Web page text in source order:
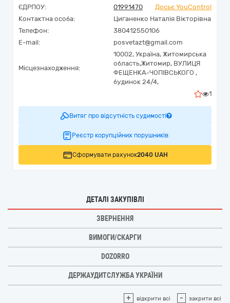
ЄДРПОУ:
01991470
Досьє YouControl
Контактна особа:
Циганенко Наталія Вікторівна
Телефон:
380412550106
E-mail:
posvetazt@gmail.com
Місцезнаходження:
10002, Україна, Житомирська
область,Житомир, ВУЛИЦЯ
ФЕЩЕНКА-ЧОПІВСЬКОГО ,
будинок 24/4,
1
Витяг про відсутність судимості
Реєстр корупційних порушників
Сформувати рахунок2040 UAH
ДЕТАЛІ ЗАКУПІВЛІ
ЗВЕРНЕННЯ
ВИМОГИ/СКАРГИ
DOZORRO
ДЕРЖАУДИТСЛУЖБА УКРАЇНИ
+ відкрити всі - закрити всі